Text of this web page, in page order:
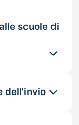
scuole di
dell'invio